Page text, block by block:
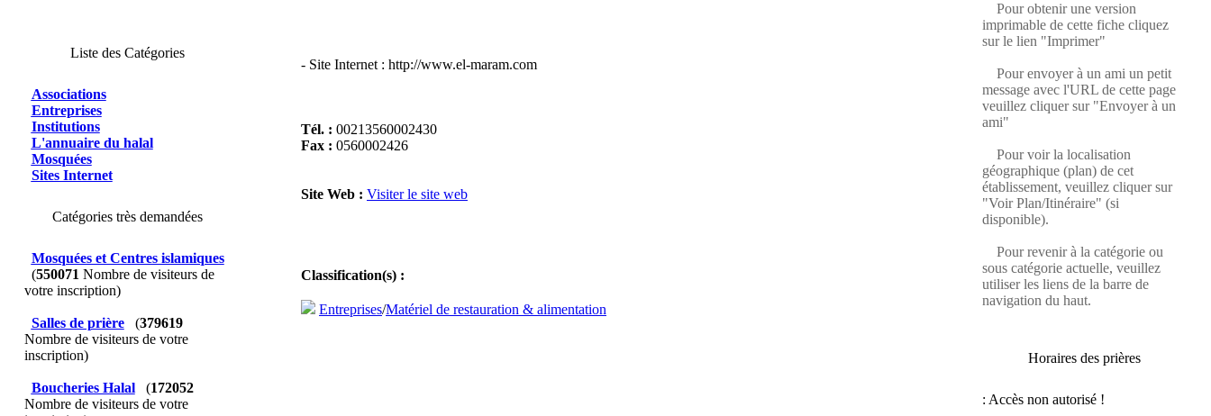
Liste des Catégories
Associations
Entreprises
Institutions
L'annuaire du halal
Mosquées
Sites Internet
Catégories très demandées
Mosquées et Centres islamiques
(550071 Nombre de visiteurs de
votre inscription)
Salles de prière (379619
Nombre de visiteurs de votre
inscription)
Boucheries Halal (172052
Nombre de visiteurs de votre
- Site Internet : http://www.el-maram.com
Tél. : 00213560002430
Fax : 0560002426
Site Web : Visiter le site web
Classification(s) :
Entreprises/Matériel de restauration & alimentation
Pour obtenir une version
imprimable de cette fiche cliquez
sur le lien "Imprimer"
Pour envoyer à un ami un petit
message avec l'URL de cette page
veuillez cliquer sur "Envoyer à un
ami"
Pour voir la localisation
géographique (plan) de cet
établissement, veuillez cliquer sur
"Voir Plan/Itinéraire" (si
disponible).
Pour revenir à la catégorie ou
sous catégorie actuelle, veuillez
utiliser les liens de la barre de
navigation du haut.
Horaires des prières